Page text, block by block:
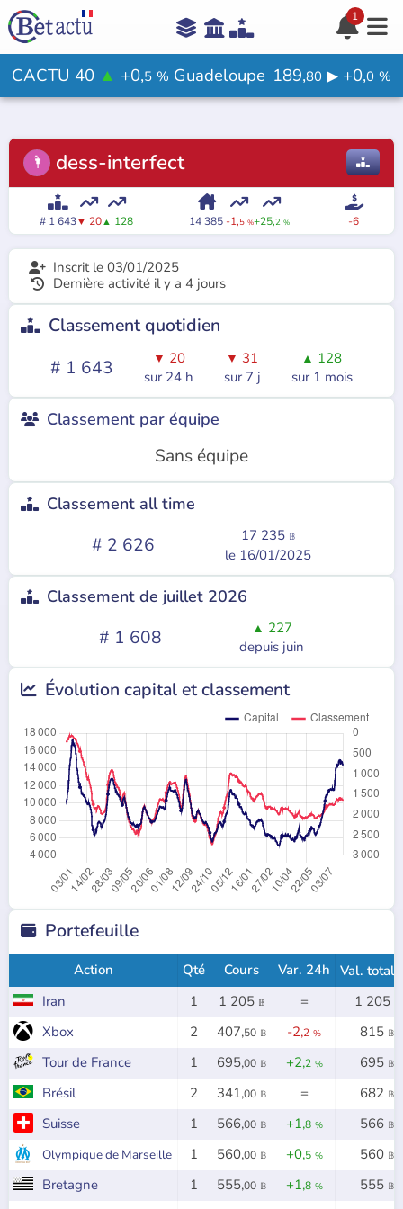
   
1 
 Aide
Rejoindre le jeu
CACTU 40 ▲ +0,5 % Guadeloupe 189,80 ▶+0,0 %

🌂 dess-interfect

# 1 643

▼ 20

▲ 128

14 385

-1,5 %

+25,2 %

-6
 Inscrit le 03/01/2025
 Dernière activité il y a 4 jours
 Classement quotidien
# 1 643 ▼ 20
sur 24 h
▼ 31
sur 7 j
▲ 128
sur 1 mois
 Classement par équipe
Sans équipe
 Classement all time
# 2 626 17 235 𝔹
le 16/01/2025
 Classement de juillet 2026
# 1 608 ▲ 227
depuis juin
 Évolution capital etclassement
 Portefeuille
Action Qté Cours Var. 24h
Val.
Iran
1 1 205 𝔹 = 1 205
Xbox 2 407,50 𝔹 -2,2 % 815 𝔹
Tour de France 1 695,00 𝔹 +2,2 % 695 𝔹
Brésil 2 341,00 𝔹 = 682 𝔹
Suisse 1 566,00 𝔹 +1,8 % 566 𝔹
Olympique de Marseille 1 560,00 𝔹 +0,5 % 560 𝔹
Bretagne 1 555,00 𝔹 +1,8 % 555 𝔹